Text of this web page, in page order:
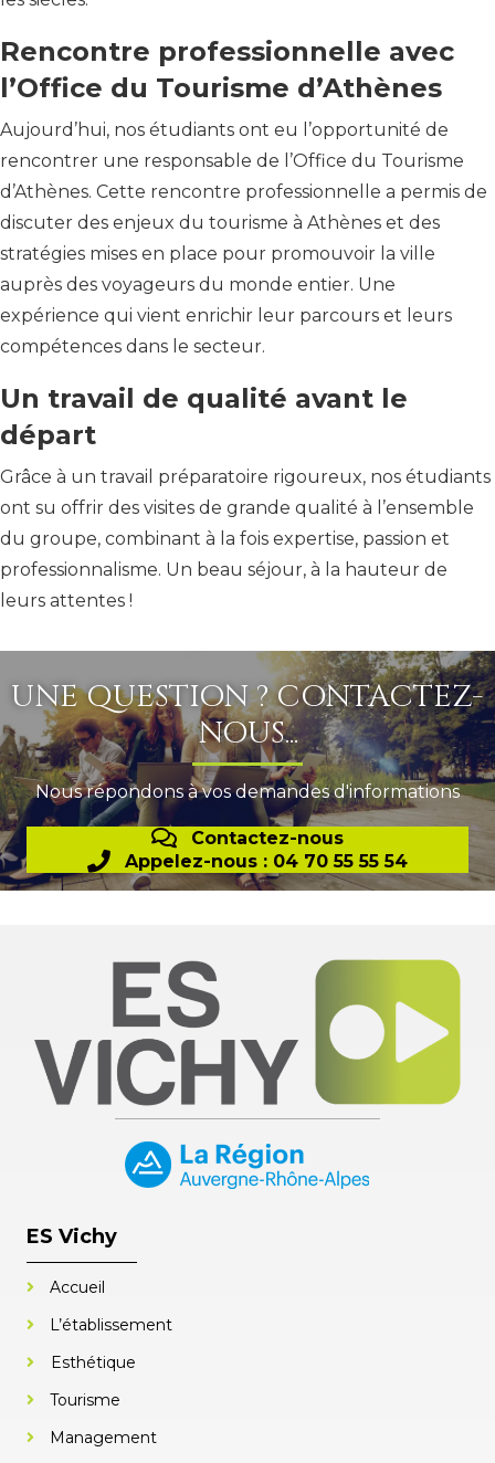
Rencontre professionnelle avec
l’Office du Tourisme d’Athènes
Aujourd’hui, nos étudiants ont eu l’opportunité de
rencontrer une responsable de l’Office du Tourisme
d’Athènes. Cette rencontre professionnelle a permis de
discuter des enjeux du tourisme à Athènes et des
stratégies mises en place pour promouvoir la ville
auprès des voyageurs du monde entier. Une
expérience qui vient enrichir leur parcours et leurs
compétences dans le secteur.
Un travail de qualité avant le
départ
Grâce à un travail préparatoire rigoureux, nos étudiants
ont su offrir des visites de grande qualité à l’ensemble
du groupe, combinant à la fois expertise, passion et
professionnalisme. Un beau séjour, à la hauteur de
leurs attentes !
UNE QUESTION ? CONTACTEZ-
NOUS...
Nous répondons à vos demandes d'informations
Contactez-nous
Appelez-nous : 04 70 55 55 54
ES Vichy
Accueil
L’établissement
Esthétique
Tourisme
Management